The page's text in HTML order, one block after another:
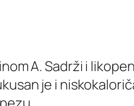
A. Sadrži i
je i